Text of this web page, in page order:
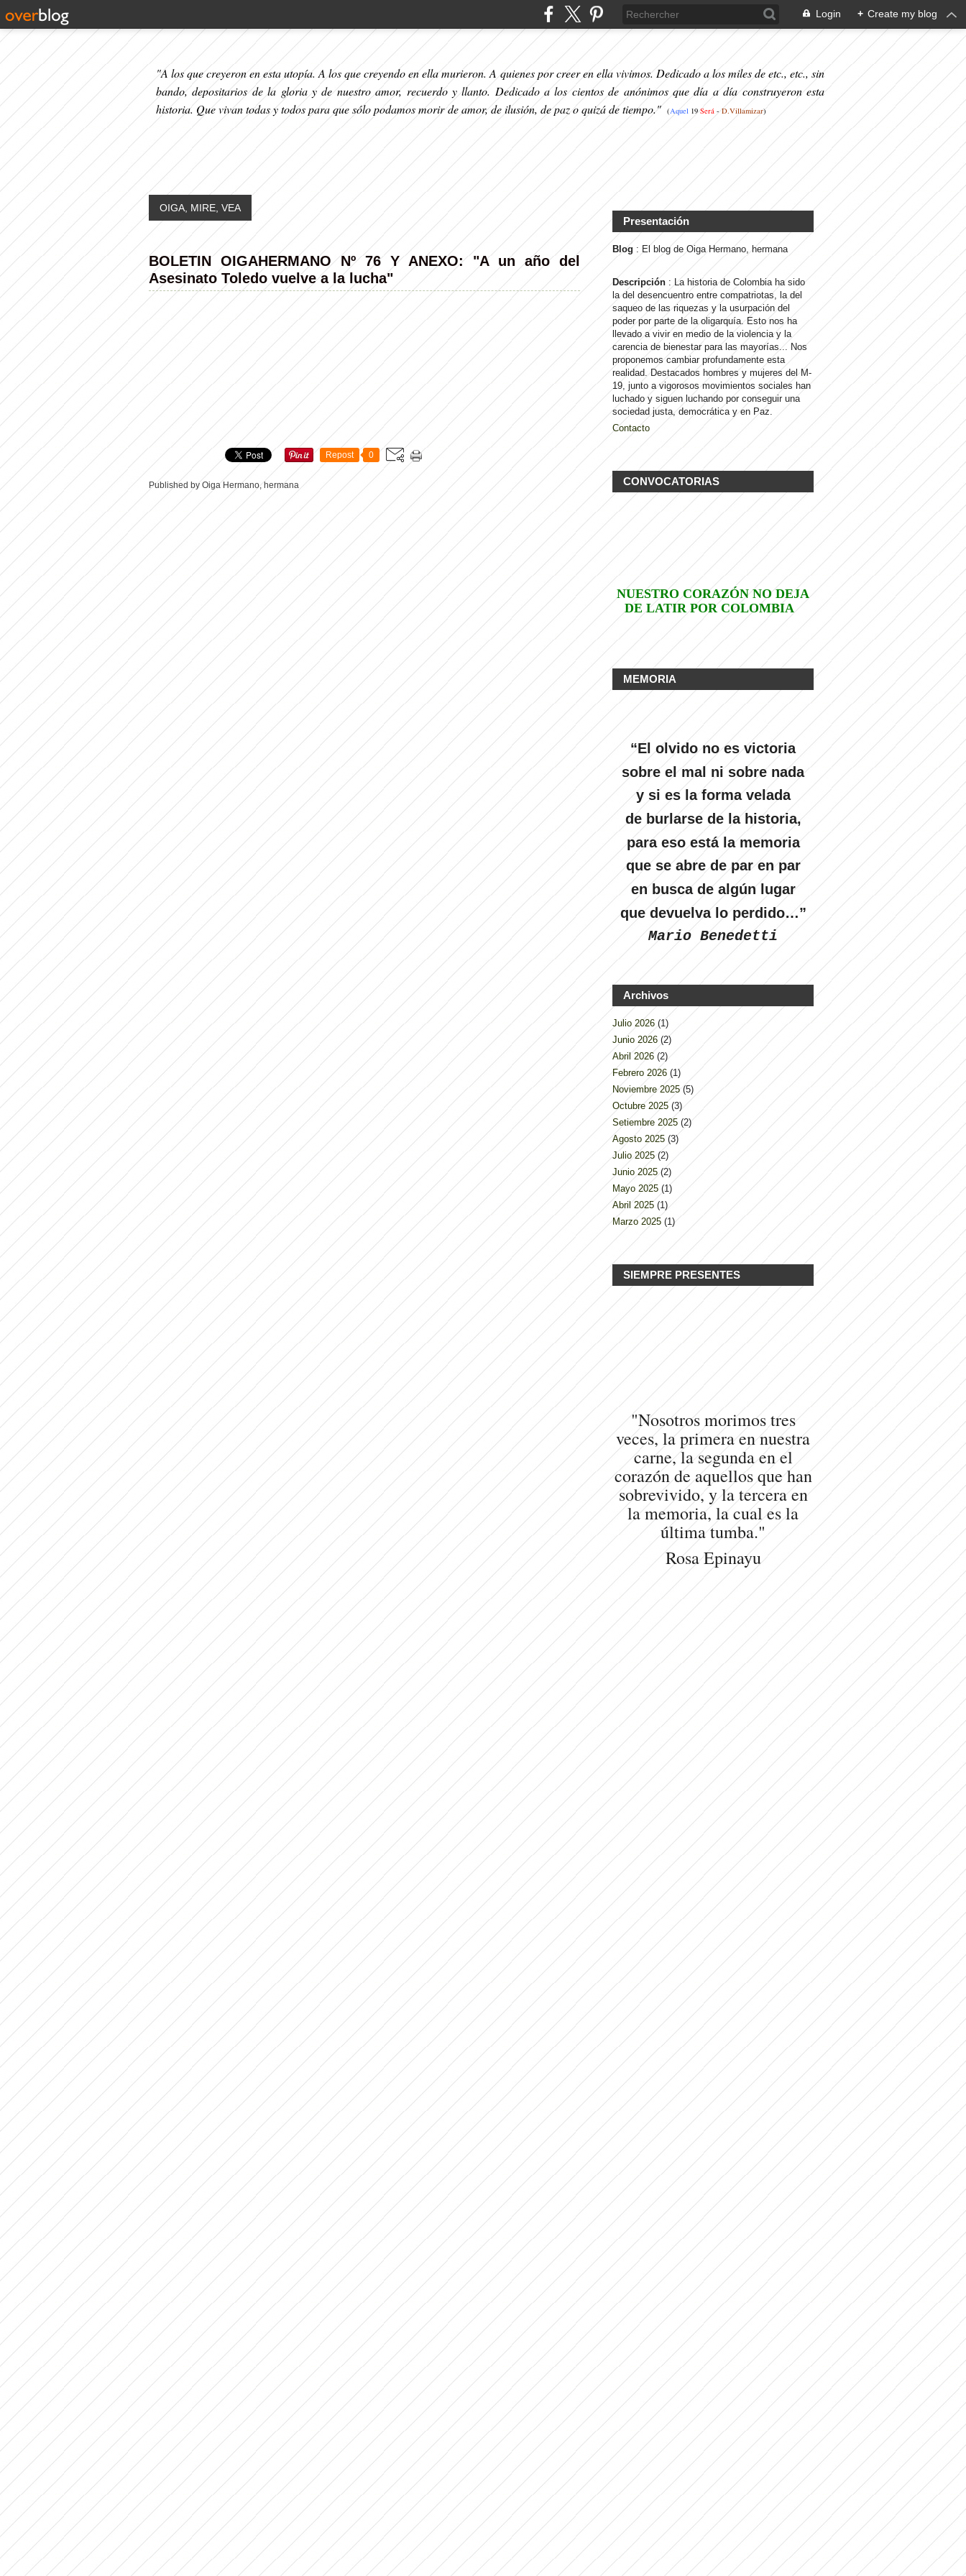
Login + Create my blog
"A los que creyeron en esta utopía. A los que creyendo en ella murieron. A quienes por creer en ella vivimos. Dedicado a los miles de etc., etc., sin
bando, depositarios de la gloria y de nuestro amor, recuerdo y llanto. Dedicado a los cientos de anónimos que día a día construyeron esta
historia. Que vivan todas y todos para que sólo podamos morir de amor, de ilusión, de paz o quizá de tiempo." (Aquel 19 Será - D.Villamizar)
OIGA, MIRE, VEA
BOLETIN OIGAHERMANO Nº 76 Y ANEXO: "A un año del
Asesinato Toledo vuelve a la lucha"
Repost 0
Published by Oiga Hermano, hermana
Presentación
Blog : El blog de Oiga Hermano, hermana
Descripción : La historia de Colombia ha sido
la del desencuentro entre compatriotas, la del
saqueo de las riquezas y la usurpación del
poder por parte de la oligarquía. Esto nos ha
llevado a vivir en medio de la violencia y la
carencia de bienestar para las mayorías... Nos
proponemos cambiar profundamente esta
realidad. Destacados hombres y mujeres del M-
19, junto a vigorosos movimientos sociales han
luchado y siguen luchando por conseguir una
sociedad justa, democrática y en Paz.
Contacto
CONVOCATORIAS
NUESTRO CORAZÓN NO DEJA
DE LATIR POR COLOMBIA
MEMORIA
“El olvido no es victoria
sobre el mal ni sobre nada
y si es la forma velada
de burlarse de la historia,
para eso está la memoria
que se abre de par en par
en busca de algún lugar
que devuelva lo perdido…”
Mario Benedetti
Archivos
Julio 2026 (1)
Junio 2026 (2)
Abril 2026 (2)
Febrero 2026 (1)
Noviembre 2025 (5)
Octubre 2025 (3)
Setiembre 2025 (2)
Agosto 2025 (3)
Julio 2025 (2)
Junio 2025 (2)
Mayo 2025 (1)
Abril 2025 (1)
Marzo 2025 (1)
SIEMPRE PRESENTES
"Nosotros morimos tres
veces, la primera en nuestra
carne, la segunda en el
corazón de aquellos que han
sobrevivido, y la tercera en
la memoria, la cual es la
última tumba."
Rosa Epinayu